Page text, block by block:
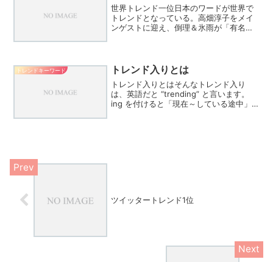
世界トレンド一位日本のワードが世界で
トレンドとなっている。高畑淳子をメイ
ンゲストに迎え、倒理＆氷雨が「有名画
掛け合いのテンポが気持ち...
トレンドキーワード トレンド入りとは
トレンド入りとはそんなトレンド入り
は、英語だと “trending” と言います。
ing を付けると「現在～している途中」
ツイッタートレンド1位